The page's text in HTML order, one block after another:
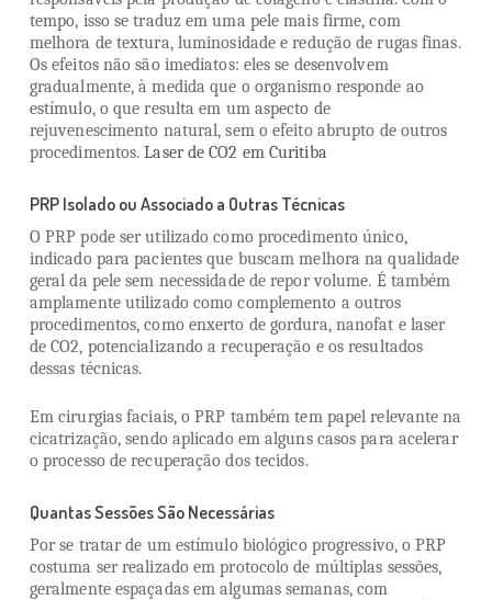
tempo, isso se traduz em uma pele mais firme, com
melhora de textura, luminosidade e redução de rugas finas.
Os efeitos não são imediatos: eles se desenvolvem
gradualmente, à medida que o organismo responde ao
estímulo, o que resulta em um aspecto de
rejuvenescimento natural, sem o efeito abrupto de outros
procedimentos.Laser de CO2 em Curitiba
PRP Isolado ou Associado a Outras Técnicas
O PRP pode ser utilizado como procedimento único,
indicado para pacientes que buscam melhora na qualidade
geral da pele sem necessidade de repor volume. É também
amplamente utilizado como complemento a outros
procedimentos, como enxerto de gordura, nanofat e laser
de CO2, potencializando a recuperação e os resultados
dessas técnicas.
Em cirurgias faciais, o PRP também tem papel relevante na
cicatrização, sendo aplicado em alguns casos para acelerar
o processo de recuperação dos tecidos.
Quantas Sessões São Necessárias
Por se tratar de um estímulo biológico progressivo, o PRP
costuma ser realizado em protocolo de múltiplas sessões,
geralmente espaçadas em algumas semanas, com